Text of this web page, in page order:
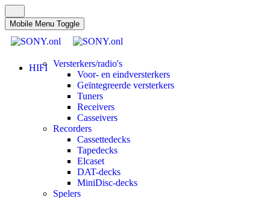
Mobile Menu Toggle
HIFI Versterkers/radio's
Voor- en eindversterkers
Geïntegreerde versterkers
Tuners
Receivers
Casseivers
Recorders
Cassettedecks
Tapedecks
Elcaset
DAT-decks
MiniDisc-decks
Spelers